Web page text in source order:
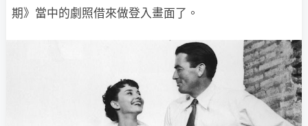
期》當中的劇照借來做登入畫面了。